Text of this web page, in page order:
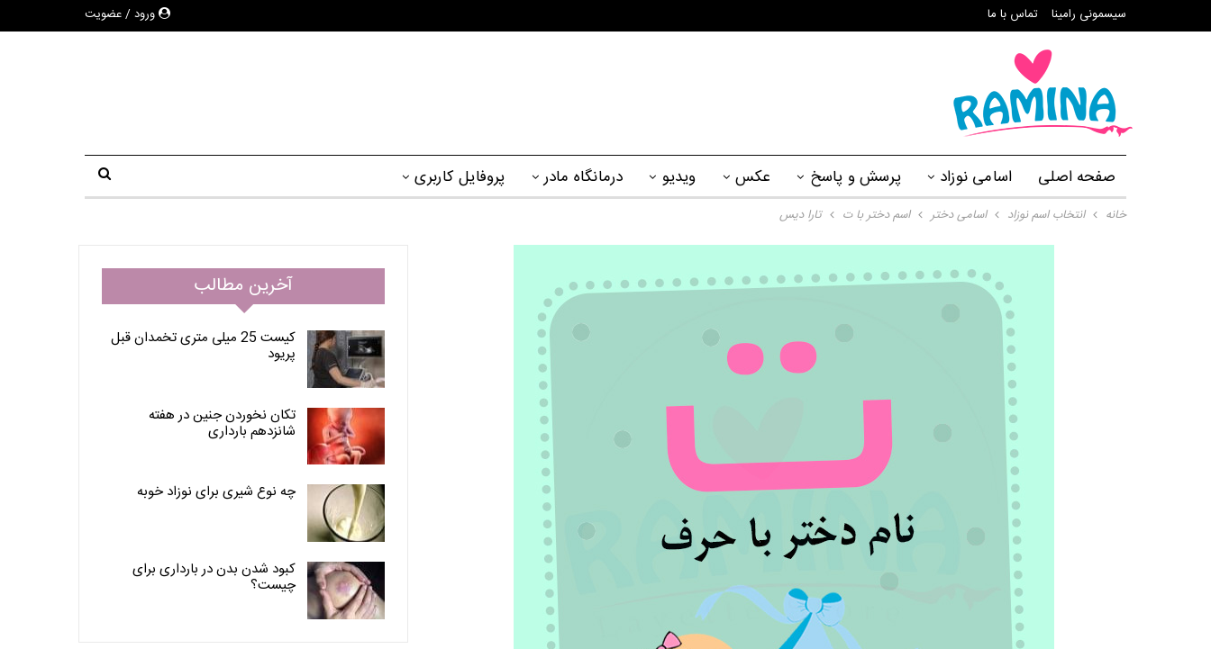
ورود / عضویت سیسمونی رامینا تماس با ما
صفحه اصلی اسامی نوزاد پرسش و پاسخ عکس ویدیو درمانگاه مادر پروفایل کاربری
خانه انتخاب اسم نوزاد اسامی دختر اسم دختر با ت تارا دیس
آخرین مطالب
کیست 25 میلی متری تخمدان قبل
پریود
تکان نخوردن جنین در هفته
شانزدهم بارداری
چه نوع شیری برای نوزاد خوبه
کبود شدن بدن در بارداری برای
چیست؟